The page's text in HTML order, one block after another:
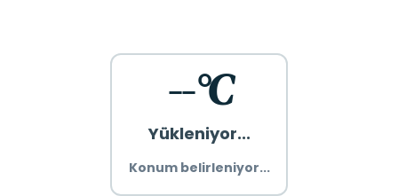
--°C
Yükleniyor...
Konum belirleniyor...